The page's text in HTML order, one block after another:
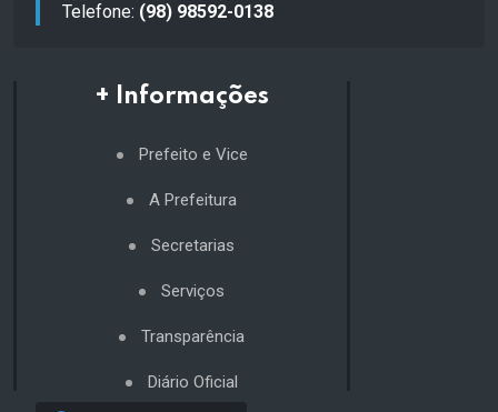
Telefone: (98) 98592-0138
+ Informações
Prefeito e Vice
A Prefeitura
Secretarias
Serviços
Transparência
Diário Oficial